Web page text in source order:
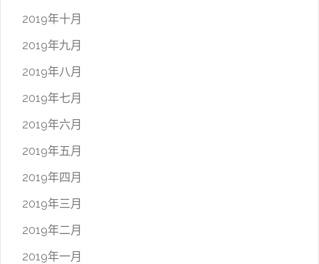
2019年十月
2019年九月
2019年八月
2019年七月
2019年六月
2019年五月
2019年四月
2019年三月
2019年二月
2019年一月